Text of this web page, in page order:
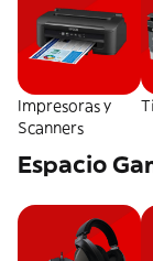
Impresoras y
Scanners
Espacio